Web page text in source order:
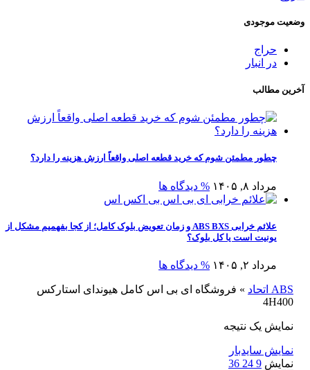
وضعیت موجودی
حراج
در انبار
آخرین مطالب
چطور مطمئن شوم که خرید قطعه اصلی واقعاً ارزش هزینه را دارد؟
مرداد ۸, ۱۴۰۵ % دیدگاه ها
علائم خرابی ABS BXS و زمان تعویض بلوک کامل؛ از کجا بفهمیم مشکل از
یونیت است یا کل بلوک؟
مرداد ۲, ۱۴۰۵ % دیدگاه ها
ABS اتحاد » فروشگاه ای بی اس کامل هیوندای استارکس
4H400
نمایش یک نتیجه
نمایش سایدبار
نمایش 9
24
36